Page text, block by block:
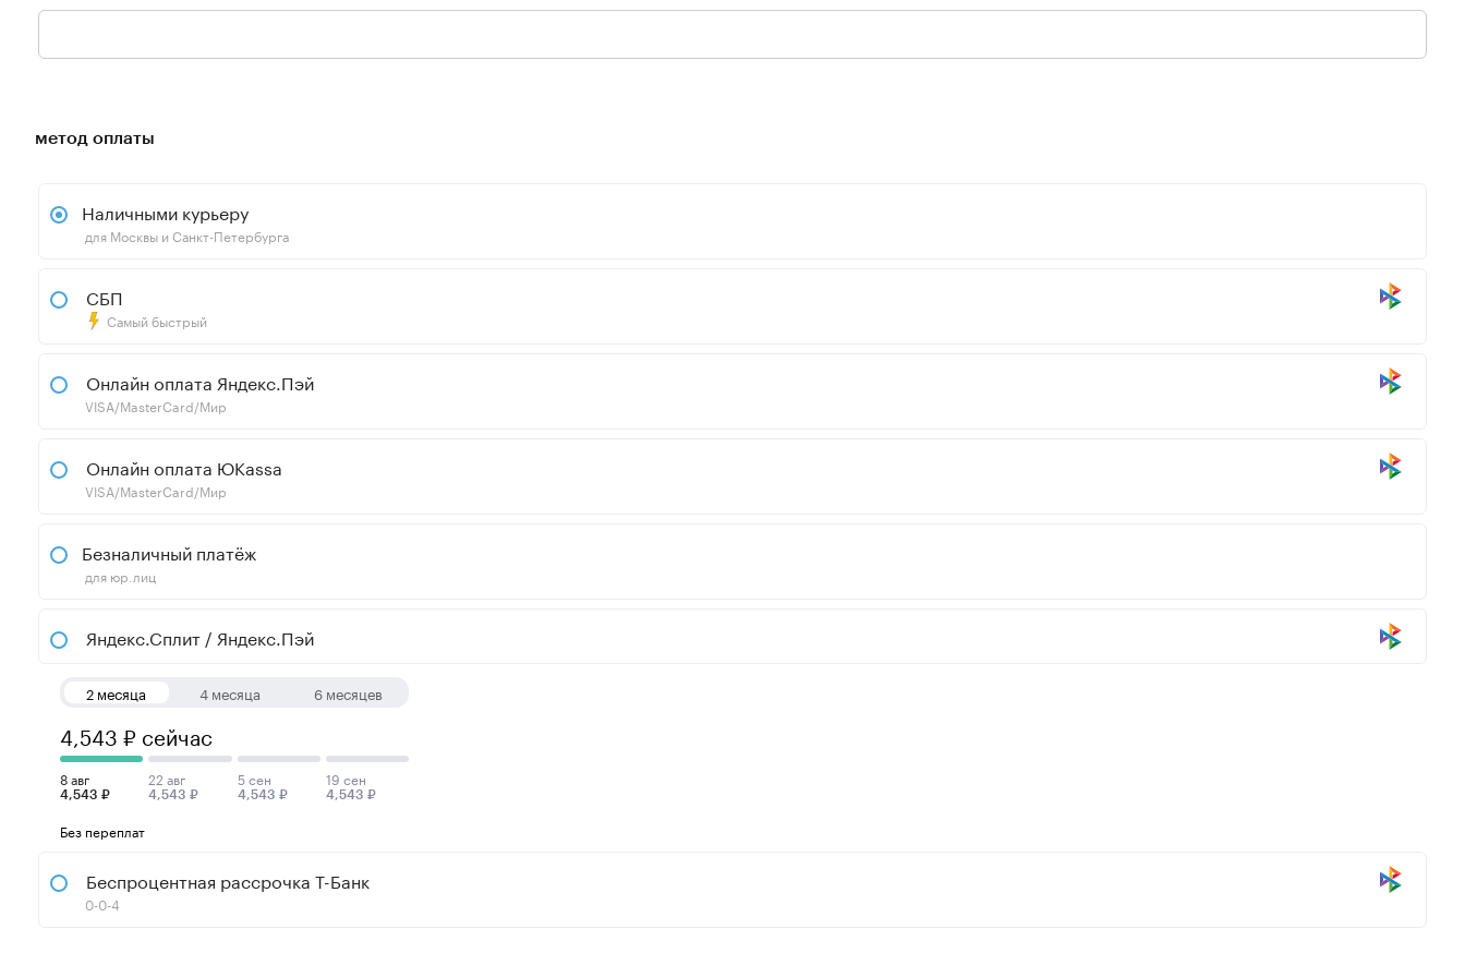
метод оплаты
Наличными курьеру
для Москвы и Санкт-Петербурга
СБП
Самый быстрый
Онлайн оплата Яндекс.Пэй
VISA/MasterCard/Мир
Онлайн оплата ЮKassa
VISA/MasterCard/Мир
Безналичный платёж
для юр.лиц
Яндекс.Сплит / Яндекс.Пэй
2 месяца 4 месяца 6 месяцев
4,543 ₽ сейчас
8 авг
4,543 ₽
22 авг
4,543 ₽
5 сен
4,543 ₽
19 сен
4,543 ₽
Без переплат
Беспроцентная рассрочка Т-Банк
0-0-4